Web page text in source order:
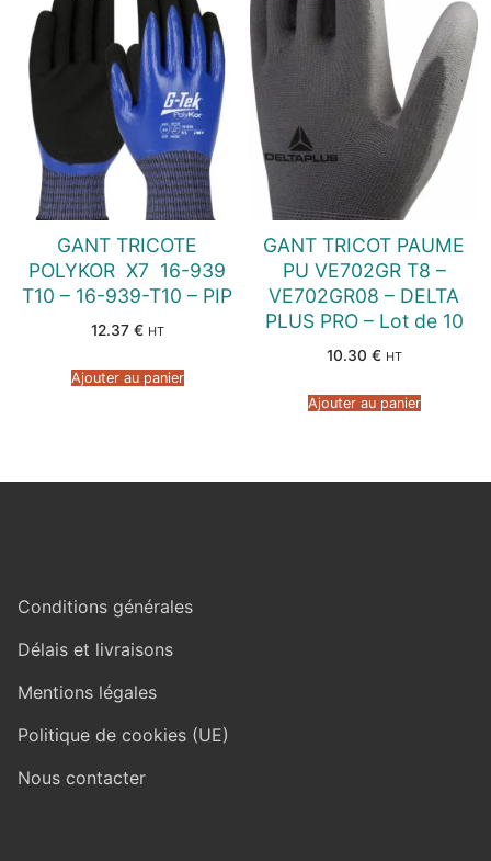
GANT TRICOTE
POLYKOR  X7  16-939
T10 – 16-939-T10 – PIP
12.37 € HT
Ajouter au panier
GANT TRICOT PAUME
PU VE702GR T8 –
VE702GR08 – DELTA
PLUS PRO – Lot de 10
10.30 € HT
Ajouter au panier
Conditions générales
Délais et livraisons
Mentions légales
Politique de cookies (UE)
Nous contacter